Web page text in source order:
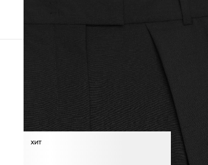
ХИТ